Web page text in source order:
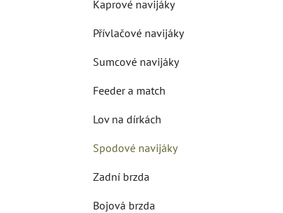
Kaprové navijáky
Přívlačové navijáky
Sumcové navijáky
Feeder a match
Lov na dírkách
Spodové navijáky
Zadní brzda
Bojová brzda